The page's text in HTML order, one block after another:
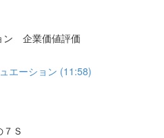
ン 企業価値評価
エーション (11:58)
Ｓ